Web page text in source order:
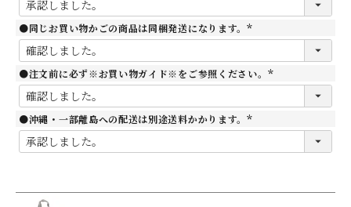
)
●同じお買い物かごの商品は同梱発送になります。
(
)
●注文前に必ず※お買い物ガイド※をご参照ください。
(
)
●沖縄・一部離島への配送は別途送料かかります。
(
)